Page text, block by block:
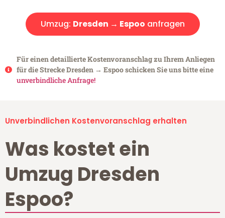
Umzug: Dresden → Espoo anfragen
Für einen detaillierte Kostenvoranschlag zu Ihrem Anliegen
für die Strecke Dresden → Espoo schicken Sie uns bitte eine
unverbindliche Anfrage!
Unverbindlichen Kostenvoranschlag erhalten
Was kostet ein
Umzug Dresden
Espoo?